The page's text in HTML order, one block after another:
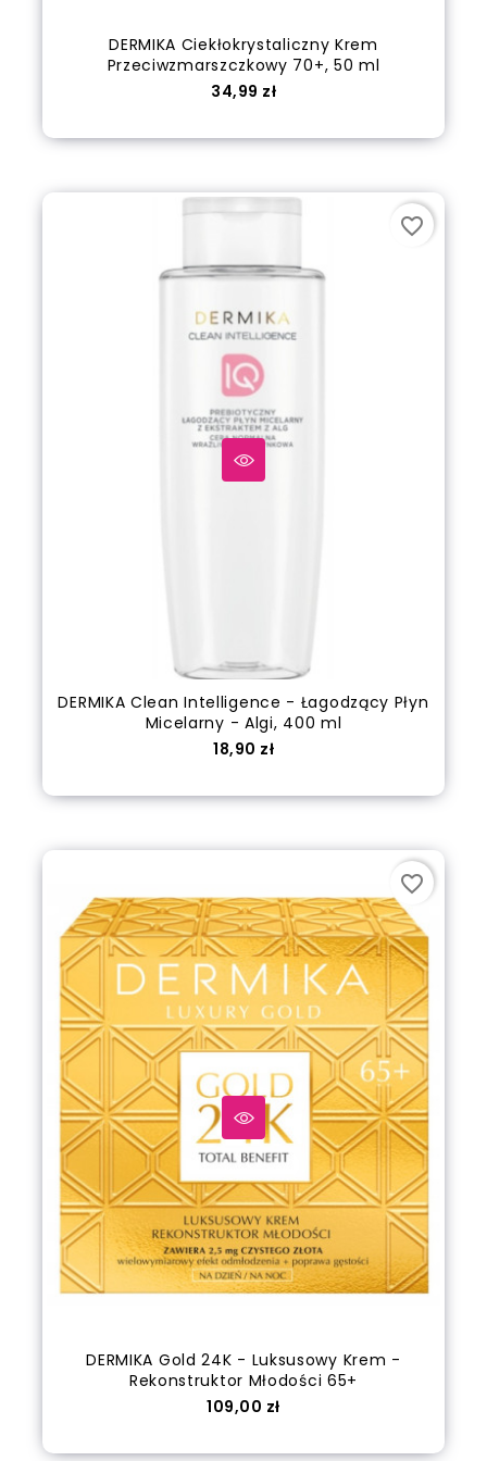
DERMIKA Ciekłokrystaliczny Krem
Przeciwzmarszczkowy 70+, 50 ml
Cena
34,99 zł
DERMIKA Clean Intelligence - Łagodzący Płyn
Micelarny - Algi, 400 ml
Cena
18,90 zł
favorite_border
DERMIKA Gold 24K - Luksusowy Krem -
Rekonstruktor Młodości 65+
Cena
109,00 zł
favorite_border